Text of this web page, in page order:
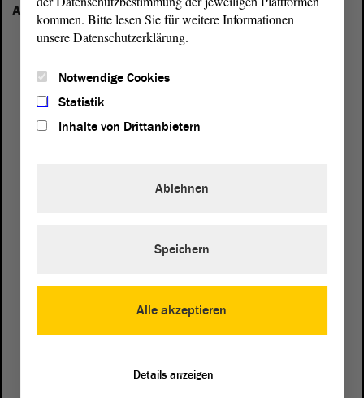
Anhalt vertreten:
kommen. Bitte lesen Sie für weitere Informationen
unsere Datenschutzerklärung.
Notwendige Cookies
Statistik
Inhalte von Drittanbietern
Alle akzeptieren
Ablehnen
Speichern
Details anzeigen